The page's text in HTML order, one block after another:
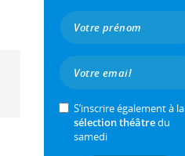
S’inscrire également à la
sélection théâtredu
samedi